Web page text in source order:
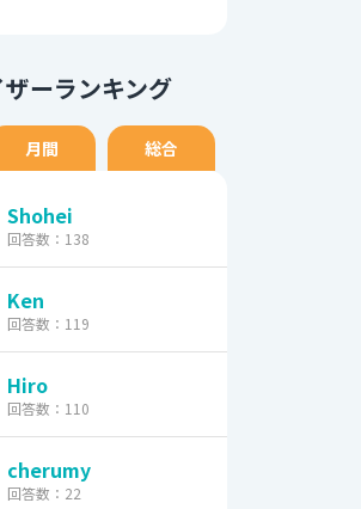
ーランキング
月間 総合
Shohei
回答数：138
Ken
回答数：119
Hiro
回答数：110
cherumy
回答数：22